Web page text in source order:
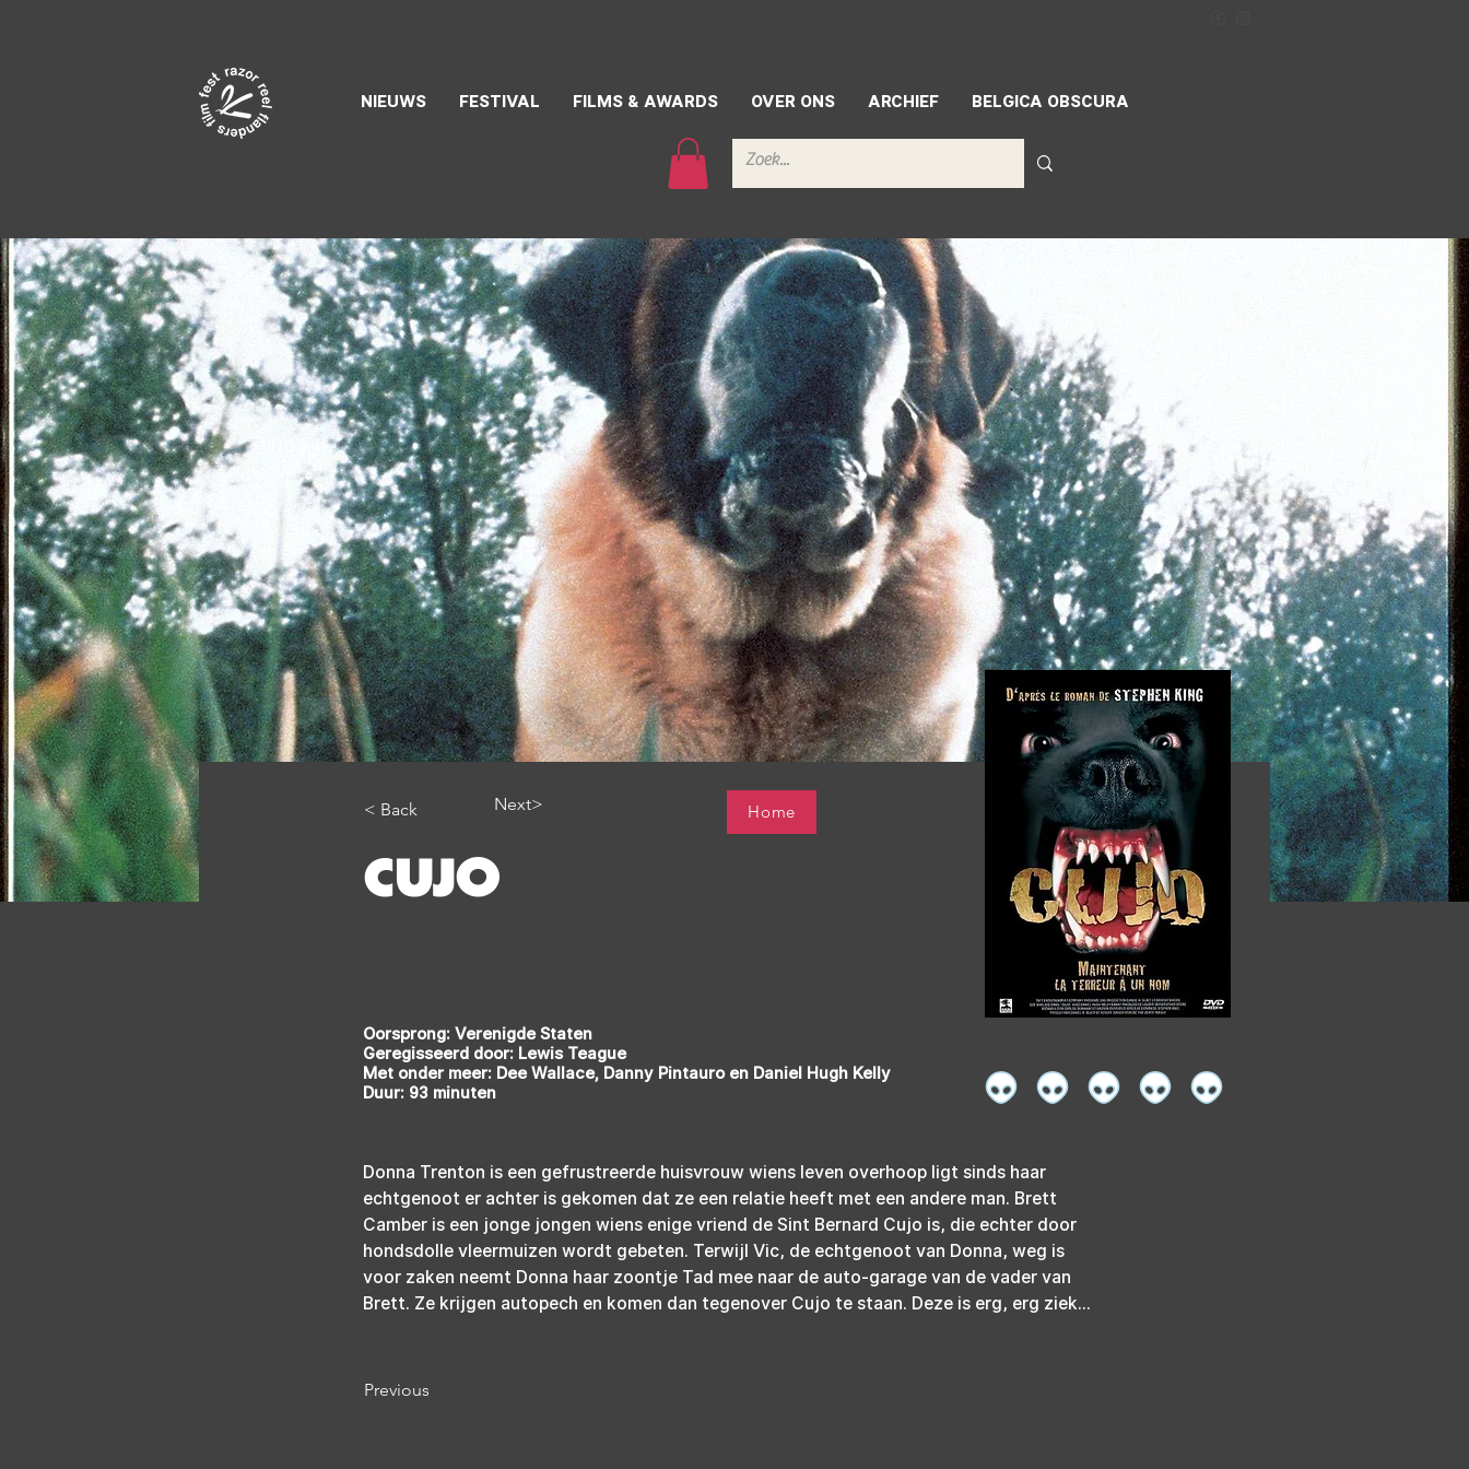
NIEUWS FESTIVAL FILMS & AWARDS OVER ONS ARCHIEF BELGICA OBSCURA
< Back Next> Home
CUJO
Oorsprong: Verenigde Staten
Geregisseerd door: Lewis Teague
Met onder meer: Dee Wallace, Danny Pintauro en Daniel Hugh Kelly
Duur: 93 minuten
Donna Trenton is een gefrustreerde huisvrouw wiens leven overhoop ligt sinds haar
echtgenoot er achter is gekomen dat ze een relatie heeft met een andere man. Brett
Camber is een jonge jongen wiens enige vriend de Sint Bernard Cujo is, die echter door
hondsdolle vleermuizen wordt gebeten. Terwijl Vic, de echtgenoot van Donna, weg is
voor zaken neemt Donna haar zoontje Tad mee naar de auto-garage van de vader van
Brett. Ze krijgen autopech en komen dan tegenover Cujo te staan. Deze is erg, erg ziek...
Previous